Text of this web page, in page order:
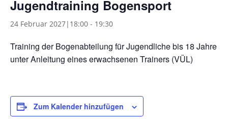
Jugendtraining Bogensport
24 Februar 2027|18:00 - 19:30
Training der Bogenabteilung für Jugendliche bis 18 Jahre
unter Anleitung eines erwachsenen Trainers (VÜL)
Zum Kalender hinzufügen